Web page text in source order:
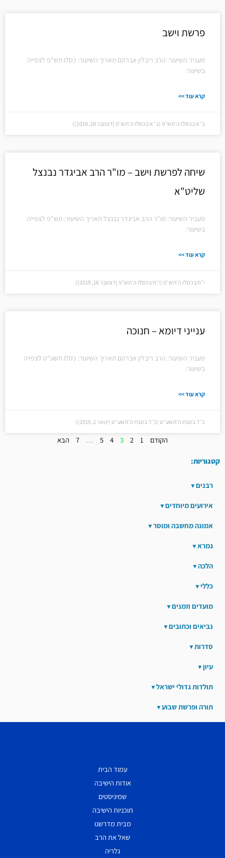
פרשת וישב
מעביר השיעור: הרב ריבלין אברהם תאריך השיעור: כסלו תש"פ לצפייה
בשיעור:
קרא עוד >>
כ״א בכסלו ה׳תש״פ (כ״א בכסלו ה׳תש״פ (דצמבר 19, 2019))
שיחה לפרשת וישב – מו"ר הרב אביגדר נבנצל
שליט"א
מעביר השיעור: מו"ר הרב אביגדר נבנצל תאריך השיעור: תש"פ לצפייה
בשיעור:
קרא עוד >>
י״ח בכסלו ה׳תש״פ (י״ח בכסלו ה׳תש״פ (דצמבר 16, 2019))
ענייני דיומא – חנוכה
מעביר השיעור: הרב ריבלין אברהם תאריך השיעור: כסלו תשע"ט לצפייה
בשיעור:
קרא עוד >>
כ״ד בטבת ה׳תשע״ט (כ״ד בטבת ה׳תשע״ט (ינואר 1, 2019))
הקודם 1
2
3
4
5
…
7 הבא
קטגוריות:
רבנים
אירועים מיוחדים
אמונה מחשבה ומוסר
גמרא
הלכה
כללי
מועדים וזמנים
נביאים וכתובים
סדרות
עיון
תולדות גדולי ישראל
תורה ופרשת שבוע
עמוד הבית
אודות הישיבה
שמיניסטים
תוכניות הישיבה
מבית מדרשנו
שאל את הרב
גלריה